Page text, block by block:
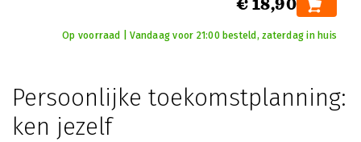
€ 18,90
Op voorraad | Vandaag voor 21:00 besteld, zaterdag in huis
Persoonlijke toekomstplanning:
ken jezelf